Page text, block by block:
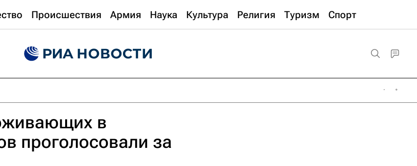
Происшествия Армия Наука Культура Религия Туризм Спорт
в
проголосовали за